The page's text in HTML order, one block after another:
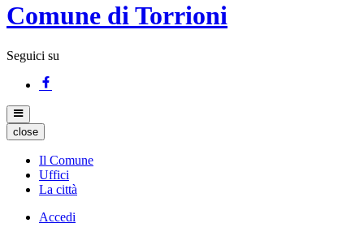
Comune di Torrioni
Seguici su
close
Il Comune
Uffici
La città
Accedi